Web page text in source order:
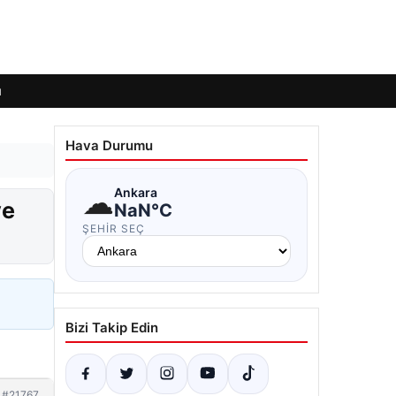
Hava Durumu
☁Ankara
NaN°C
ŞEHIR SEÇ
Bizi Takip Edin